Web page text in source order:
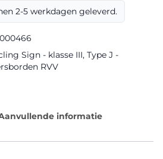
2-5 werkdagen geleverd.
Sign - klasse III, Type J -
RVV
informatie